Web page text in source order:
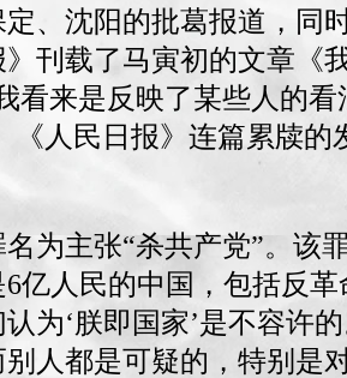
、沈阳的批葛报道，同
刊载了马寅初的文章《
看来是反映了某些人的看
《人民日报》连篇累牍
为主张“杀共产党”。该
亿人民的中国，包括反
为‘朕即国家’是不容许
人都是可疑的，特别是